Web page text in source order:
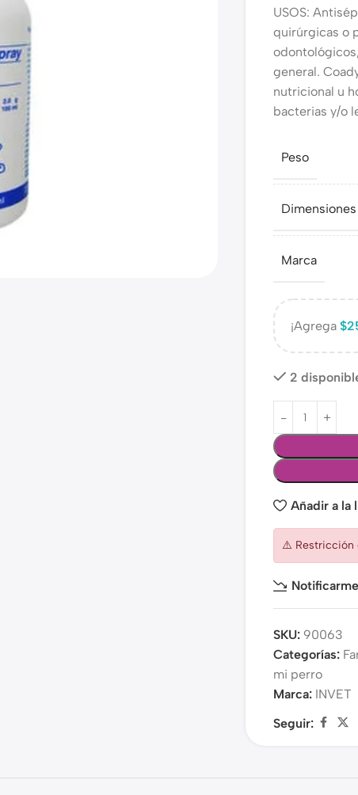
USOS:
quirúrgicas o
general.
nutricional u
bacterias y/o
Peso
Dimensiones
Marca
¡Agrega $
2
Añadir a la
⚠️ Restricción
SKU: 90063
Categorías:
mi perro
Marca: INVET
Seguir: